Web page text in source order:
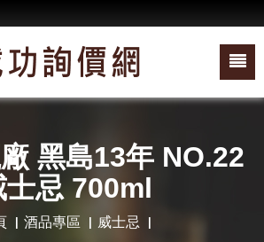
黑島13年 NO.22
士忌 700ml
酒品專區
威士忌